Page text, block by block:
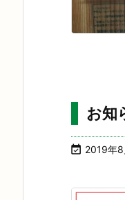
お知
 2019年8